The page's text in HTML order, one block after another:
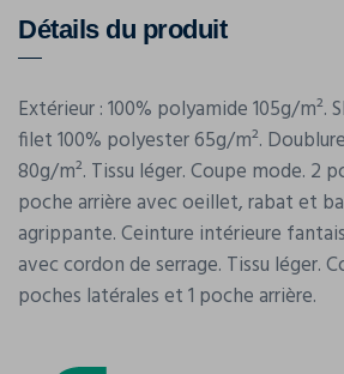
Détails du produit
Extérieur : 100% polyamide 105g/m².
filet 100% polyester 65g/m².
80g/m². Tissu léger. Coupe mode. 2
poche arrière avec oeillet, rabat et
agrippante. Ceinture intérieure
avec cordon de serrage. Tissu léger.
poches latérales et 1 poche arrière.